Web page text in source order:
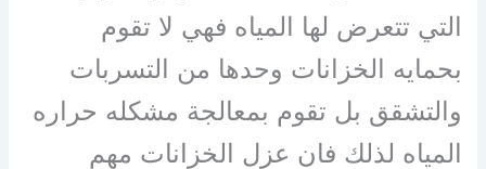
التي تتعرض لها المياه فهي لا تقوم
بحمايه الخزانات وحدها من التسربات
والتشقق بل تقوم بمعالجة مشكله حراره
المياه لذلك فان عزل الخزانات مهم